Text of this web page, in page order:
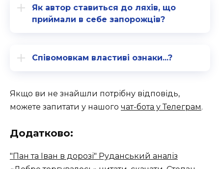
Як автор ставиться до ляхів, що
приймали в себе запорожців?
Співомовкам властиві ознаки...?
Якщо ви не знайшли потрібну відповідь,
можете запитати у нашого чат-бота у Телеграм.
Додатково:
"Пан та Іван в дорозі" Руданський аналіз